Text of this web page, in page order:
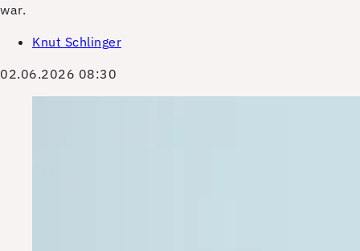
war.
Knut Schlinger
02.06.2026 08:30